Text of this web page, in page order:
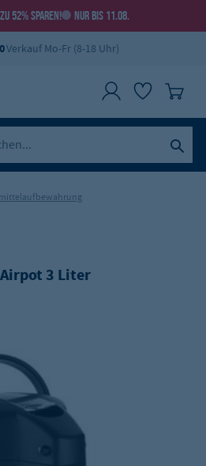
52% SPAREN! NUR BIS 11.08.
Verkauf Mo-Fr (8-18 Uhr)
3 Liter